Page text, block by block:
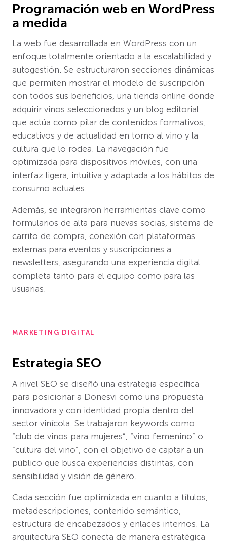
Programación web en WordPress
a medida
La web fue desarrollada en WordPress con un
enfoque totalmente orientado a la escalabilidad y
autogestión. Se estructuraron secciones dinámicas
que permiten mostrar el modelo de suscripción
con todos sus beneficios, una tienda online donde
adquirir vinos seleccionados y un blog editorial
que actúa como pilar de contenidos formativos,
educativos y de actualidad en torno al vino y la
cultura que lo rodea. La navegación fue
optimizada para dispositivos móviles, con una
interfaz ligera, intuitiva y adaptada a los hábitos de
consumo actuales.
Además, se integraron herramientas clave como
formularios de alta para nuevas socias, sistema de
carrito de compra, conexión con plataformas
externas para eventos y suscripciones a
newsletters, asegurando una experiencia digital
completa tanto para el equipo como para las
usuarias.
MARKETING DIGITAL
Estrategia SEO
A nivel SEO se diseñó una estrategia específica
para posicionar a Donesvi como una propuesta
innovadora y con identidad propia dentro del
sector vinícola. Se trabajaron keywords como
“club de vinos para mujeres”, “vino femenino” o
“cultura del vino”, con el objetivo de captar a un
público que busca experiencias distintas, con
sensibilidad y visión de género.
Cada sección fue optimizada en cuanto a títulos,
metadescripciones, contenido semántico,
estructura de encabezados y enlaces internos. La
arquitectura SEO conecta de manera estratégica